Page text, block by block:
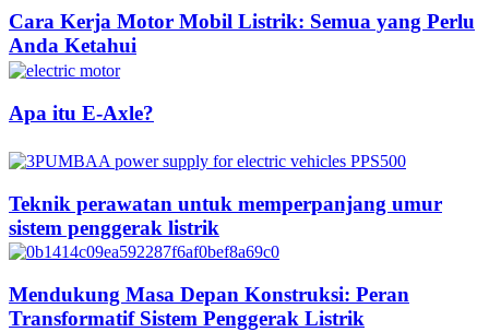
Cara Kerja Motor Mobil Listrik: Semua yang Perlu
Anda Ketahui
Apa itu E-Axle?
Teknik perawatan untuk memperpanjang umur
sistem penggerak listrik
Mendukung Masa Depan Konstruksi: Peran
Transformatif Sistem Penggerak Listrik